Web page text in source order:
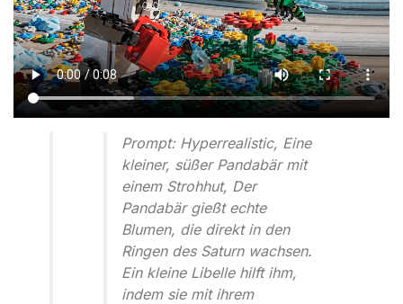
Prompt: Hyperrealistic, Eine
kleiner, süßer Pandabär mit
einem Strohhut, Der
Pandabär gießt echte
Blumen, die direkt in den
Ringen des Saturn wachsen.
Ein kleine Libelle hilft ihm,
indem sie mit ihrem